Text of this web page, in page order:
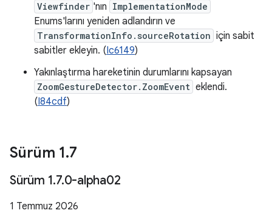
Viewfinder 'nın ImplementationMode
Enums'larını yeniden adlandırın ve
TransformationInfo.sourceRotation için sabit
sabitler ekleyin. (Ic6149)
Yakınlaştırma hareketinin durumlarını kapsayan
ZoomGestureDetector.ZoomEvent eklendi.
(I84cdf)
Sürüm 1.7
Sürüm 1.7.0-alpha02
1 Temmuz 2026